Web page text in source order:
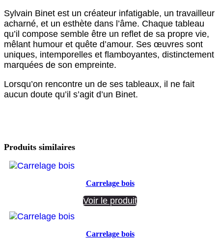
Sylvain Binet est un créateur infatigable, un travailleur
acharné, et un esthète dans l’âme. Chaque tableau
qu’il compose semble être un reflet de sa propre vie,
mêlant humour et quête d’amour. Ses œuvres sont
uniques, intemporelles et flamboyantes, distinctement
marquées de son empreinte.
Lorsqu’on rencontre un de ses tableaux, il ne fait
aucun doute qu’il s’agit d’un Binet.
Produits similaires
Carrelage bois
Voir le produit
Carrelage bois